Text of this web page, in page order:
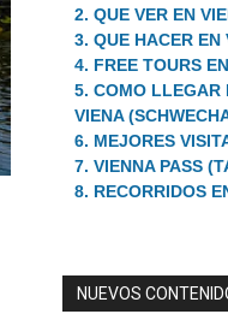
2. QUE VER EN
3. QUE HACER EN
4. FREE TOURS
5. COMO LLEGAR
VIENA
6. MEJORES
7. VIENNA PASS
8. RECORRIDOS
NUEVOS